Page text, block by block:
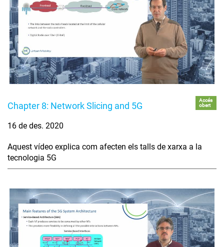
Chapter 8: Network Slicing and 5G
Accés
obert
16 de des. 2020
Aquest vídeo explica com afecten els talls de xarxa a la
tecnologia 5G